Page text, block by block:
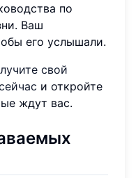
по
Ваш
его услышали.
свой
и откройте
ждут вас.